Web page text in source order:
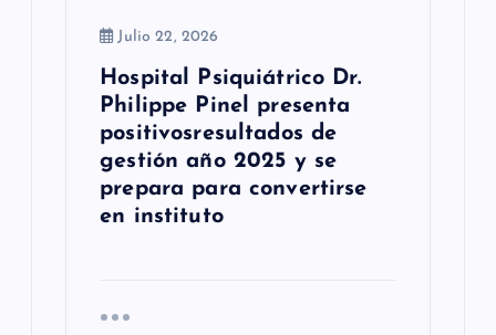
Julio 22, 2026
Hospital Psiquiátrico Dr.
Philippe Pinel presenta
positivosresultados de
gestión año 2025 y se
prepara para convertirse
en instituto